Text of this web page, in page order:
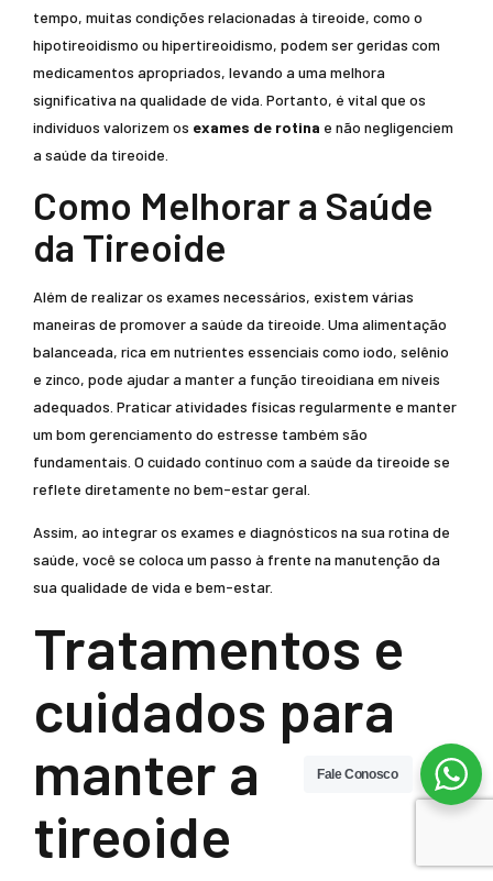
tempo, muitas condições relacionadas à tireoide, como o
hipotireoidismo ou hipertireoidismo, podem ser geridas com
medicamentos apropriados, levando a uma melhora
significativa na qualidade de vida. Portanto, é vital que os
indivíduos valorizem os exames de rotina e não negligenciem
a saúde da tireoide.
Como Melhorar a Saúde
da Tireoide
Além de realizar os exames necessários, existem várias
maneiras de promover a saúde da tireoide. Uma alimentação
balanceada, rica em nutrientes essenciais como iodo, selênio
e zinco, pode ajudar a manter a função tireoidiana em níveis
adequados. Praticar atividades físicas regularmente e manter
um bom gerenciamento do estresse também são
fundamentais. O cuidado contínuo com a saúde da tireoide se
reflete diretamente no bem-estar geral.
Assim, ao integrar os exames e diagnósticos na sua rotina de
saúde, você se coloca um passo à frente na manutenção da
sua qualidade de vida e bem-estar.
Tratamentos e
cuidados para
manter a
tireoide
Fale Conosco